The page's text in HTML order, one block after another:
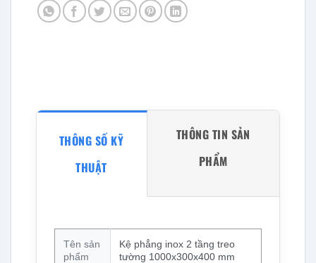
THÔNG SỐ KỸ
THUẬT
THÔNG TIN SẢN
PHẨM
Tên sản
phẩm
Kệ phẳng inox 2 tầng treo
tường 1000x300x400 mm